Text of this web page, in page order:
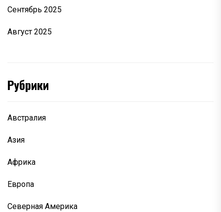
Сентябрь 2025
Август 2025
Рубрики
Австралия
Азия
Африка
Европа
Северная Америка